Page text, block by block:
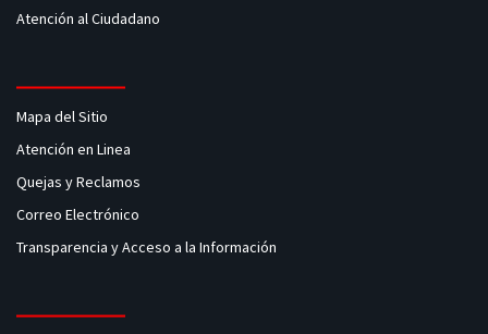
Atención al Ciudadano
Mapa del Sitio
Atención en Linea
Quejas y Reclamos
Correo Electrónico
Transparencia y Acceso a la Información